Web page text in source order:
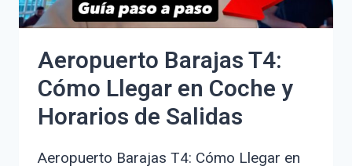
RECOMENDACIONES
Aeropuerto Barajas T4:
Cómo Llegar en Coche y
Horarios de Salidas
Aeropuerto Barajas T4: Cómo Llegar en